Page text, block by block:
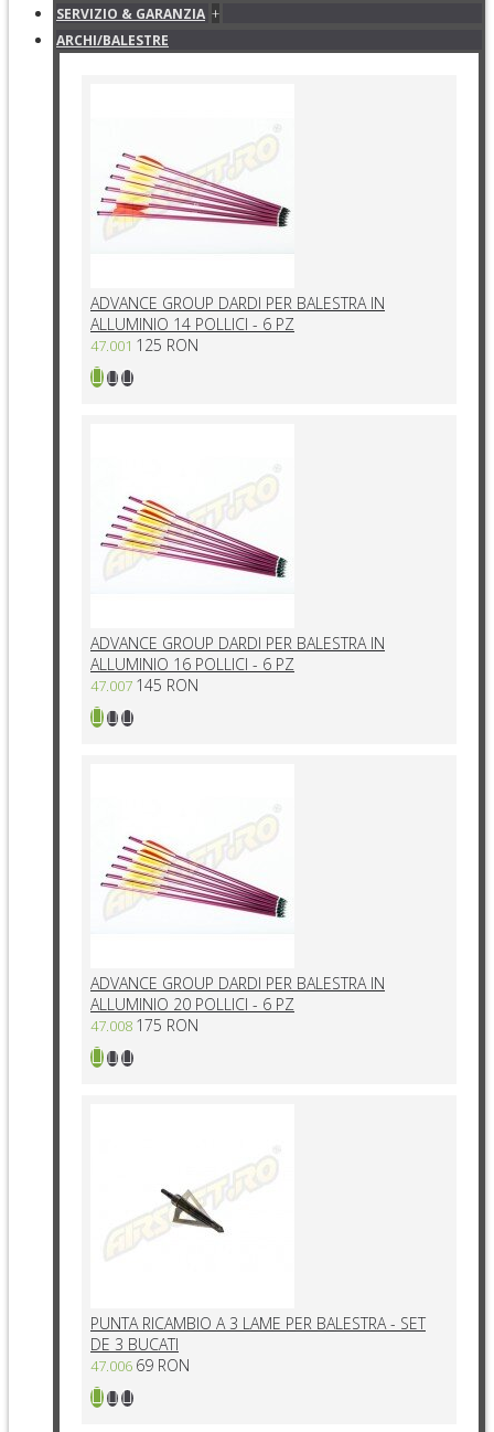
SERVIZIO & GARANZIA +
ARCHI/BALESTRE
ADVANCE GROUP DARDI PER BALESTRA IN
ALLUMINIO 14 POLLICI - 6 PZ
47.001 125 RON
ADVANCE GROUP DARDI PER BALESTRA IN
ALLUMINIO 16 POLLICI - 6 PZ
47.007 145 RON
ADVANCE GROUP DARDI PER BALESTRA IN
ALLUMINIO 20 POLLICI - 6 PZ
47.008 175 RON
PUNTA RICAMBIO A 3 LAME PER BALESTRA - SET
DE 3 BUCATI
47.006 69 RON